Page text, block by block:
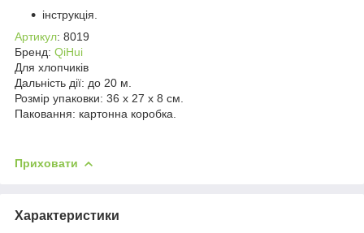
інструкція.
Артикул: 8019
Бренд: QiHui
Для хлопчиків
Дальність дії: до 20 м.
Розмір упаковки: 36 х 27 х 8 см.
Паковання: картонна коробка.
Приховати
Характеристики